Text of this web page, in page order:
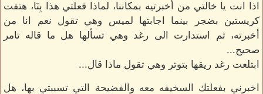
اذا انت يا خالتي من أخبرتيه بمكاننا، لماذا فعلتي هذا بِنَا، هتفت
كريستين بضجر بينما اجابتها لميس وهي تقول نعم انا من
أخبرته، ثم استدارت الى رغد وهي تسألها هل ما قاله تامر
صحيح...
ابتلعت رغد ريقها بتوتر وهي تقول ماذا قال...
اخبرني بفعلتك السخيفه معه والفضيحة التي تسببتي بها، هل